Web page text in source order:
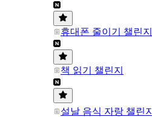
휴대폰 줄이기 챌린지
책 읽기 챌린지
설날 음식 자랑 챌린지